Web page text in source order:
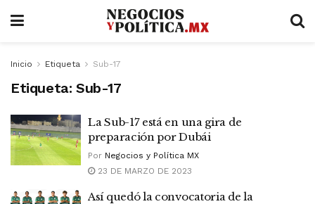
Inicio Etiqueta Sub-17
Etiqueta: Sub-17
La Sub-17 está en una gira de
preparación por Dubái
Por Negocios y Política MX
23 DE MARZO DE 2023
Así quedó la convocatoria de la